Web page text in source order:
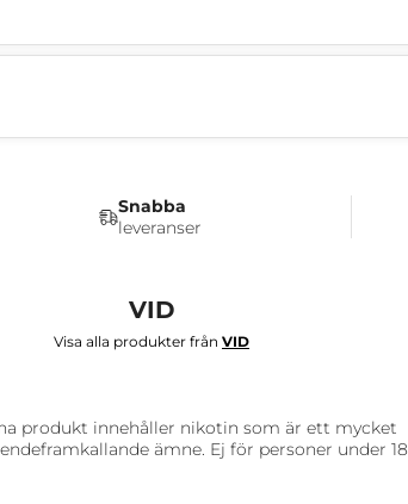
VID
Visa alla produkter från VID
Snabba
leveranser
produkt innehåller nikotin som är ett mycket
ämne. Ej för personer under 18